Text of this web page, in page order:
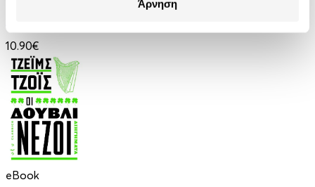
Άρνηση
10.90€
eBook